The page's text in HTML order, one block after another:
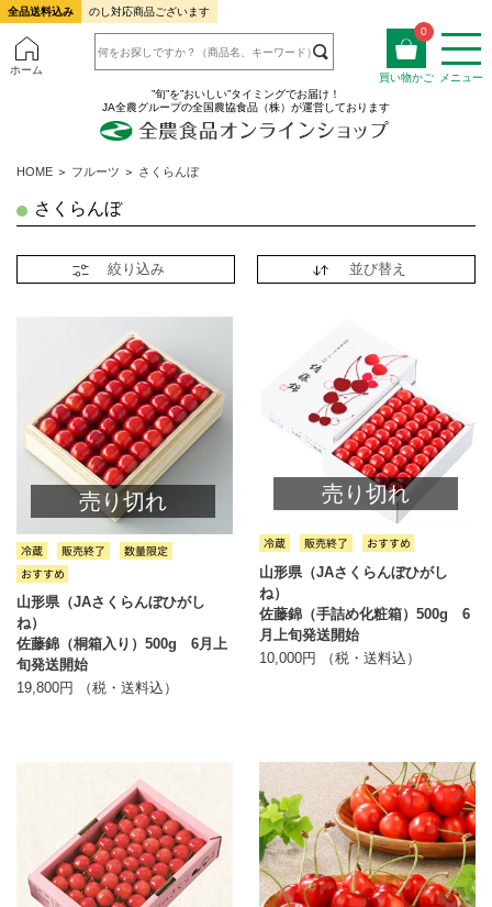
全品送料込み のし対応商品ございます
ホーム
0
買い物かご
メニュー
”旬”を”おいしい”タイミングでお届け！
JA全農グループの全国農協食品（株）が運営しております
HOME ＞ フルーツ ＞ さくらんぼ
さくらんぼ
絞り込み 並び替え
売り切れ
山形県（JAさくらんぼひがし
ね）
佐藤錦（桐箱入り）500g 6月上
旬発送開始
19,800円 （税・送料込）
売り切れ
山形県（JAさくらんぼひがし
ね）
佐藤錦（手詰め化粧箱）500g 6
月上旬発送開始
10,000円 （税・送料込）